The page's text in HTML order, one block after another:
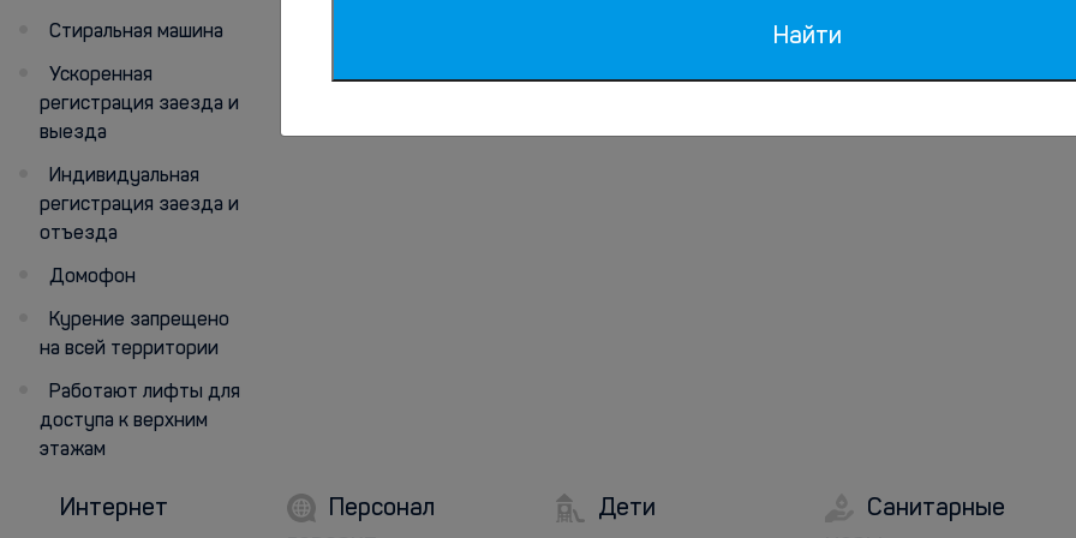
Стиральная машина
Ускоренная
регистрация заезда и
выезда
Индивидуальная
регистрация заезда и
отъезда
Домофон
Курение запрещено
на всей территории
Работают лифты для
доступа к верхним
этажам
Интернет
Персонал
Дети
Санитарные
Найти